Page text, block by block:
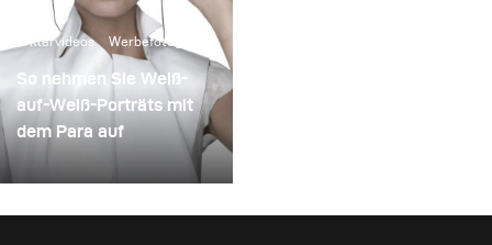
Erklärvideos Werbefotografie
So nehmen Sie Weiß-
auf-Weiß-Porträts mit
dem Para auf